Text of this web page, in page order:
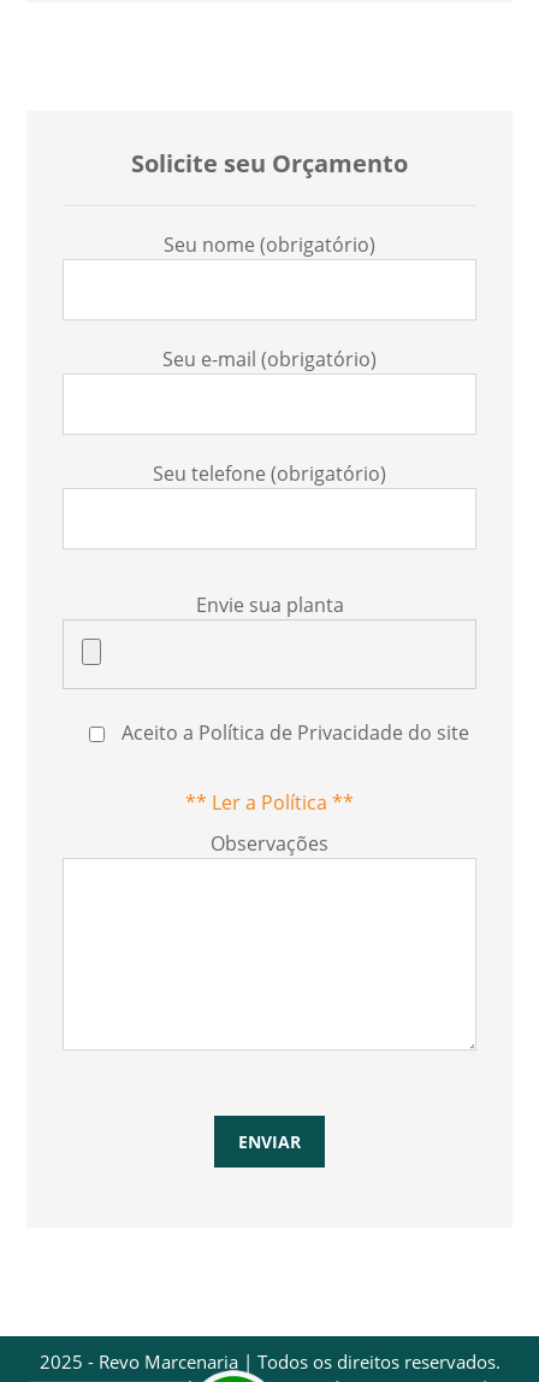
Solicite seu Orçamento
Seu nome (obrigatório)
Seu e-mail (obrigatório)
Seu telefone (obrigatório)
Envie sua planta
Aceito a Política de Privacidade do site
** Ler a Política **
Observações
2025 - Revo Marcenaria | Todos os direitos reservados.